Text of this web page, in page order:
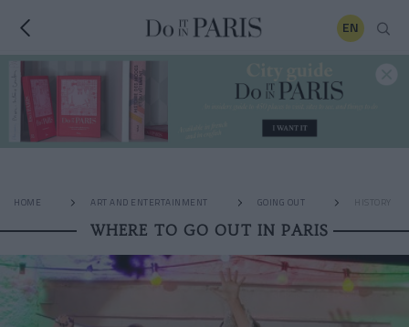
EN
HOME ART AND ENTERTAINMENT GOING OUT HISTORY
WHERE TO GO OUT IN PARIS